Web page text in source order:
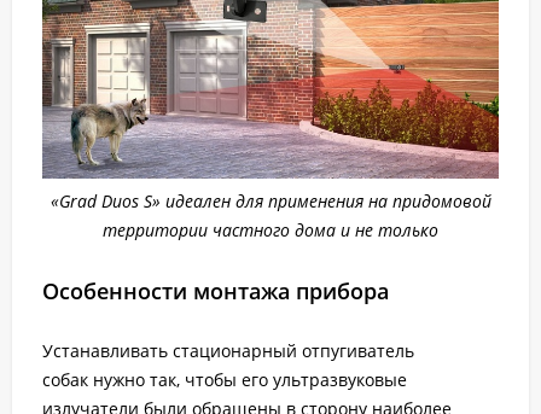
«Grad Duos S» идеален для применения на придомовой
территории частного дома и не только
Особенности монтажа прибора
Устанавливать стационарный отпугиватель
собак нужно так, чтобы его ультразвуковые
излучатели были обращены в сторону наиболее